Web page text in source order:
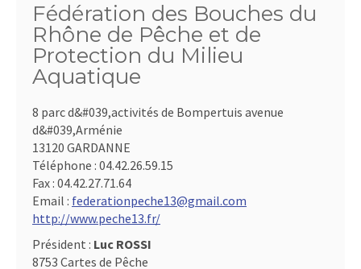
Fédération des Bouches du
Rhône de Pêche et de
Protection du Milieu
Aquatique
8 parc d&#039,activités de Bompertuis avenue
d&#039,Arménie
13120 GARDANNE
Téléphone : 04.42.26.59.15
Fax : 04.42.27.71.64
Email : federationpeche13@gmail.com
http://www.peche13.fr/
Président : Luc ROSSI
8753 Cartes de Pêche